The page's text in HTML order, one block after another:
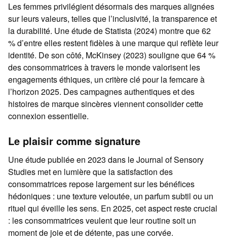
Les femmes privilégient désormais des marques alignées
sur leurs valeurs, telles que l’inclusivité, la transparence et
la durabilité. Une étude de Statista (2024) montre que 62
% d’entre elles restent fidèles à une marque qui reflète leur
identité. De son côté, McKinsey (2023) souligne que 64 %
des consommatrices à travers le monde valorisent les
engagements éthiques, un critère clé pour la femcare à
l’horizon 2025. Des campagnes authentiques et des
histoires de marque sincères viennent consolider cette
connexion essentielle.
Le plaisir comme signature
Une étude publiée en 2023 dans le Journal of Sensory
Studies met en lumière que la satisfaction des
consommatrices repose largement sur les bénéfices
hédoniques : une texture veloutée, un parfum subtil ou un
rituel qui éveille les sens. En 2025, cet aspect reste crucial
: les consommatrices veulent que leur routine soit un
moment de joie et de détente, pas une corvée.